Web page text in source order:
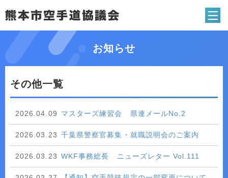
熊本市空手道協
お知らせ
その他一覧
2026.04.09 マスターズ練習会 県連メールNo.2
2026.03.23 千葉県警察官募集・就職説明会のご案内
2026.03.23 WKF事務総長 ニューズレター Vol.111